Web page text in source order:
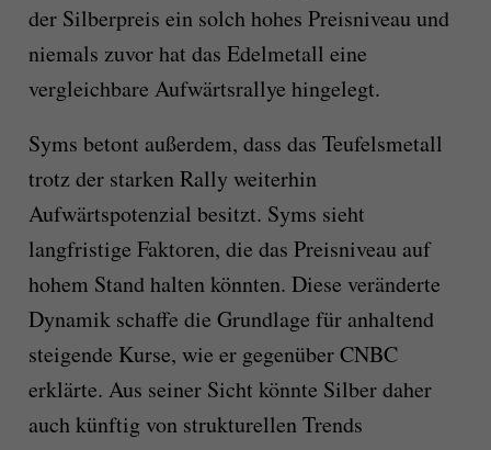
der Silberpreis ein solch hohes Preisniveau und
niemals zuvor hat das Edelmetall eine
vergleichbare Aufwärtsrallye hingelegt.
Syms betont außerdem, dass das Teufelsmetall
trotz der starken Rally weiterhin
Aufwärtspotenzial besitzt. Syms sieht
langfristige Faktoren, die das Preisniveau auf
hohem Stand halten könnten. Diese veränderte
Dynamik schaffe die Grundlage für anhaltend
steigende Kurse, wie er gegenüber CNBC
erklärte. Aus seiner Sicht könnte Silber daher
auch künftig von strukturellen Trends